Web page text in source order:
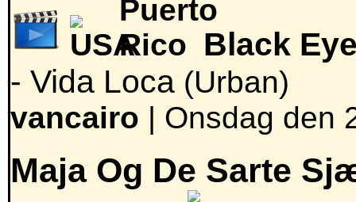
Black
- Vida Loca (Urban)
vancairo | Onsdag den
Maja Og De Sarte